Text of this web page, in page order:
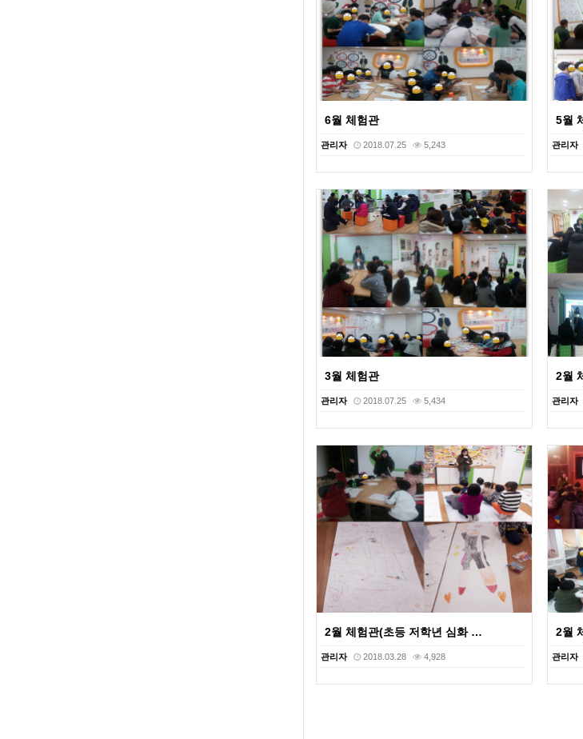
6월 체험관
관리자 2018.07.25 5,243
5월
관리자
3월 체험관
관리자 2018.07.25 5,434
2월
관리자
2월 체험관(초등 저학년 심화 …
관리자 2018.03.28 4,928
2월
관리자